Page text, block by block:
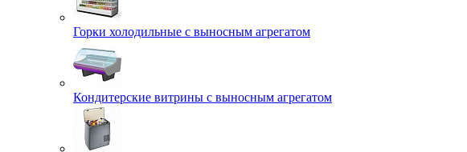
Горки холодильные с выносным агрегатом
Кондитерские витрины с выносным агрегатом